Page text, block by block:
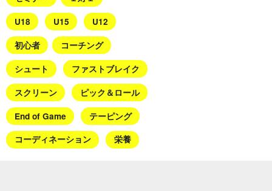
U18 U15 U12
初心者 コーチング
シュート ファストブレイク
スクリーン ピック＆ロール
End of Game テーピング
コーディネーション 栄養